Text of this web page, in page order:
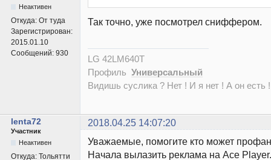
Неактивен
Откуда: От туда
Зарегистрирован:
2015.01.10
Сообщений: 930
Так точно, уже посмотрел сниффером.
LG 42LM640T
Профиль Универсальный
Видишь суслика ? Нет ! И я нет ! А он есть
lenta72 2018.04.25 14:07:20
Участник
Неактивен
Откуда: Тольятти
Уважаемые, помогите кто может
Начала вылазить реклама на Ace